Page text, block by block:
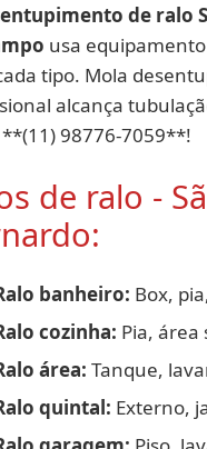
de ralo
usa
tipo. Mola
alcança
98776-7059**!
de ralo -
banheiro: Box,
cozinha: Pia, área
área: Tanque,
quintal: Externo,